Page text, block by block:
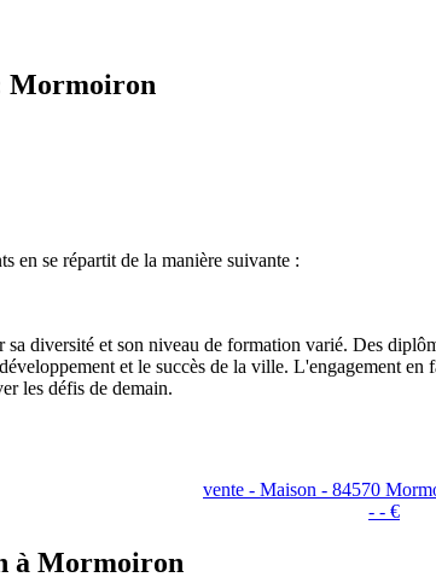
Mormoiron
en se répartit de la manière suivante :
diversité et son niveau de formation varié. Des
et le succès de la ville. L'engagement
les défis de demain.
vente - Maison - 84570
- - €
à Mormoiron